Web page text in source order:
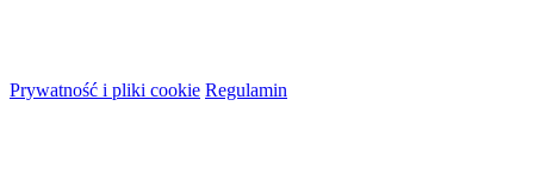
Prywatność i pliki cookie Regulamin